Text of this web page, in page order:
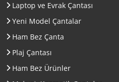
Laptop ve Evrak Çantası
Yeni Model Çantalar
Ham Bez Çanta
Plaj Çantası
Ham Bez Ürünler